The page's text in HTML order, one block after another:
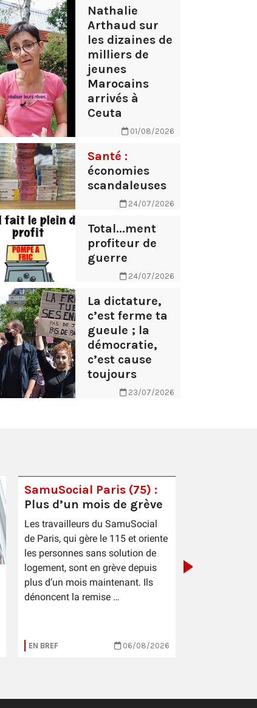
Nathalie
Arthaud sur
les dizaines de
milliers de
jeunes
Marocains
arrivés à
Ceuta
01/08/2026
Santé :
économies
scandaleuses
24/07/2026
Total...ment
profiteur de
guerre
24/07/2026
La dictature,
c’est ferme ta
gueule ; la
démocratie,
c’est cause
toujours
23/07/2026
SamuSocial Paris (75) :
Plus d’un mois de grève
Les travailleurs du SamuSocial
de Paris, qui gère le 115 et oriente
les personnes sans solution de
logement, sont en grève depuis
plus d’un mois maintenant. Ils
dénoncent la remise …
EN BREF 06/08/2026